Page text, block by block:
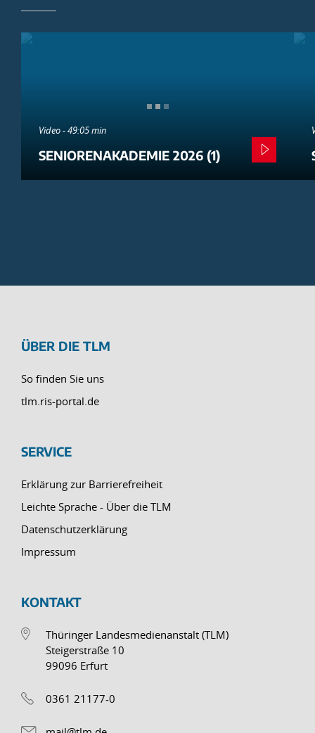
Video - 49:05 min
SENIORENAKADEMIE 2026 (1)
ÜBER DIE TLM
So finden Sie uns
tlm.ris-portal.de
SERVICE
Erklärung zur Barrierefreiheit
Leichte Sprache - Über die TLM
Datenschutzerklärung
Impressum
KONTAKT
Thüringer Landesmedienanstalt (TLM)
Steigerstraße 10
99096 Erfurt
0361 21177-0